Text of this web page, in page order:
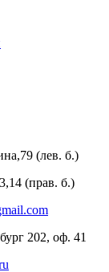
(лев. б.)
(прав. б.)
202, оф. 41